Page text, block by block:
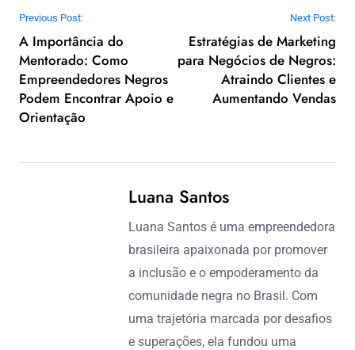
Post navigation
Previous Post:
A Importância do
Mentorado: Como
Empreendedores Negros
Podem Encontrar Apoio e
Orientação
Next Post:
Estratégias de Marketing
para Negócios de Negros:
Atraindo Clientes e
Aumentando Vendas
Luana Santos
Luana Santos é uma empreendedora
brasileira apaixonada por promover
a inclusão e o empoderamento da
comunidade negra no Brasil. Com
uma trajetória marcada por desafios
e superações, ela fundou uma